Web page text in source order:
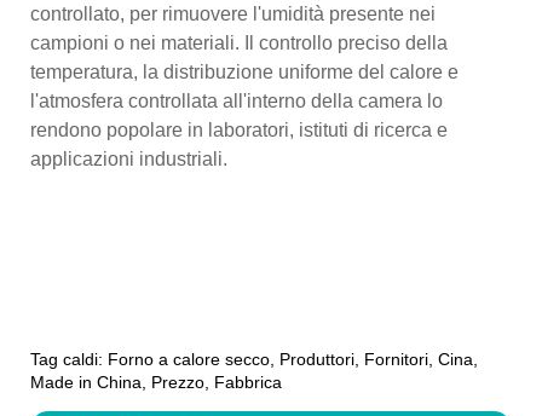
controllato, per rimuovere l'umidità presente nei
campioni o nei materiali. Il controllo preciso della
temperatura, la distribuzione uniforme del calore e
l'atmosfera controllata all'interno della camera lo
rendono popolare in laboratori, istituti di ricerca e
applicazioni industriali.
Tag caldi: Forno a calore secco, Produttori, Fornitori, Cina,
Made in China, Prezzo, Fabbrica